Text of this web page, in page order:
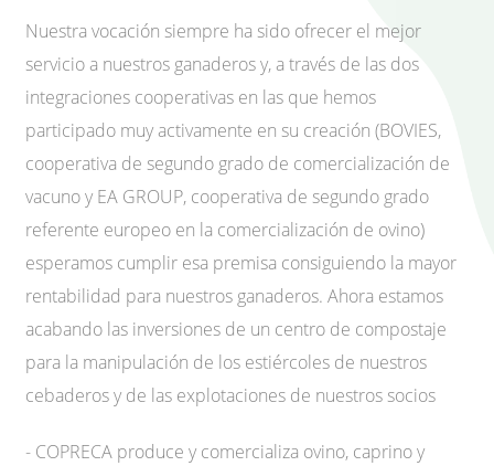
Nuestra vocación siempre ha sido ofrecer el mejor
servicio a nuestros ganaderos y, a través de las dos
integraciones cooperativas en las que hemos
participado muy activamente en su creación (BOVIES,
cooperativa de segundo grado de comercialización de
vacuno y EA GROUP, cooperativa de segundo grado
referente europeo en la comercialización de ovino)
esperamos cumplir esa premisa consiguiendo la mayor
rentabilidad para nuestros ganaderos. Ahora estamos
acabando las inversiones de un centro de compostaje
para la manipulación de los estiércoles de nuestros
cebaderos y de las explotaciones de nuestros socios
- COPRECA produce y comercializa ovino, caprino y